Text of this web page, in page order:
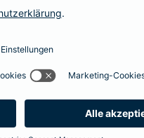
Auch wenn die großzügigen
für eine "nachhaltige"